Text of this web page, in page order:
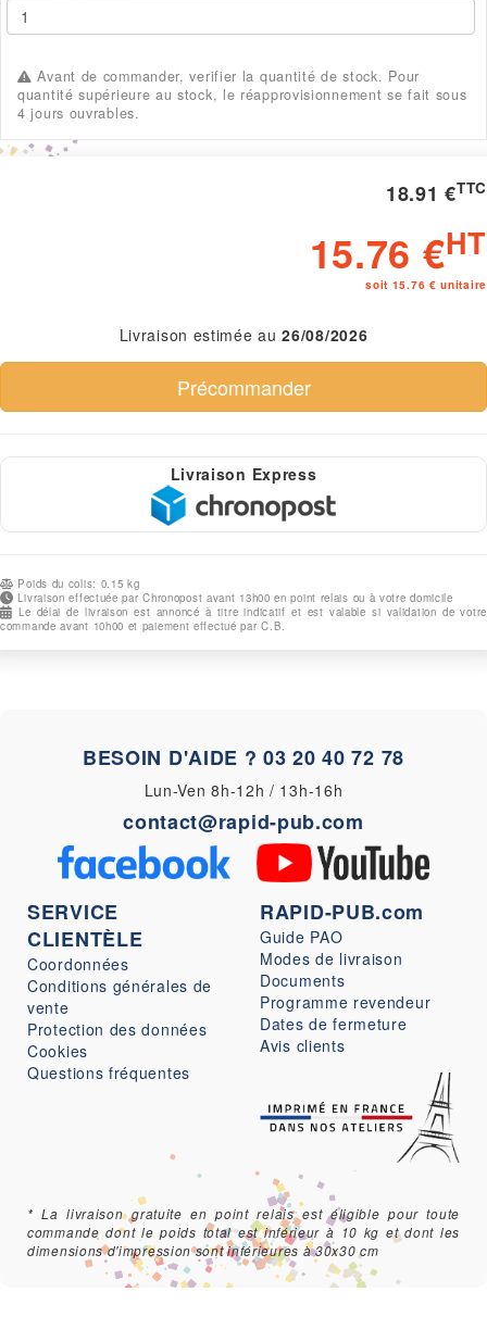
Avant de commander, verifier la quantité de stock. Pour
quantité supérieure au stock, le réapprovisionnement se fait sous
4 jours ouvrables.
18.91 €TTC
15.76 €HT
soit 15.76 € unitaire
Livraison estimée au26/08/2026
Livraison Express
Poids du colis: 0.15 kg
Livraison effectuée par Chronopost avant 13h00 en point relais ou à votre domicile
Le délai de livraison est annoncé à titre indicatif et est valable si validation de votre
commande avant 10h00 et paiement effectué par C.B.
BESOIN D'AIDE ?03 20 40 72 78
Lun-Ven 8h-12h / 13h-16h
contact@rapid-pub.com
SERVICE
CLIENTÈLE
Coordonnées
Conditions générales de
vente
Protection des données
Cookies
Questions fréquentes
RAPID-PUB.com
Guide PAO
Modes de livraison
Documents
Programme revendeur
Dates de fermeture
Avis clients
* La livraison gratuite en point relais est éligible pour toute
commande dont le poids total est inférieur à 10 kg et dont les
dimensions d'impression sont inférieures à 30x30 cm